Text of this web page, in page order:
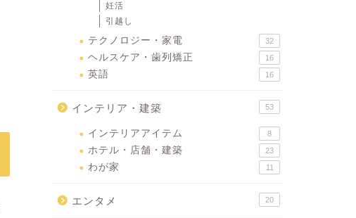
妊活
引越し
テクノロジー・家電 32
ヘルスケア・歯列矯正 16
英語 16
インテリア・建築 53
インテリアアイテム 8
ホテル・店舗・建築 23
わが家 11
エンタメ 20